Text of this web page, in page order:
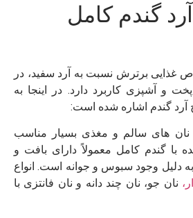
گندم کامل
غذایی برترش نسبت به آرد سفید، در
و آشپزی کاربرد دارد. در اینجا به
آرد گندم اشاره شده است:
نان‌ های سالم و مغذی بسیار مناسب
با گندم کامل معمولاً دارای بافت و
دلیل وجود سبوس و جوانه است. انواع
نان جو، نان چند دانه و نان فانتزی با